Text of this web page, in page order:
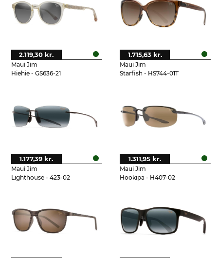
Maui Jim
Hiehie - GS636-21
2.119,30 kr.
Maui Jim
Starfish - HS744-01T
1.715,63 kr.
Maui Jim
Lighthouse - 423-02
1.177,39 kr.
Maui Jim
Hookipa - H407-02
1.311,95 kr.